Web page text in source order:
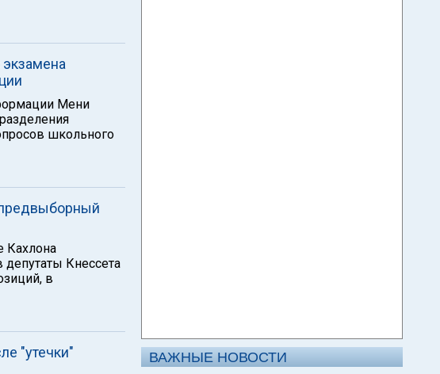
Мени
школьного
Кахлона
Кнессета
в
"утечки"
ВАЖНЫЕ НОВОСТИ